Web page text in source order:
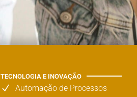
TECNOLOGIA E INOVAÇÃO
Automação de Processos